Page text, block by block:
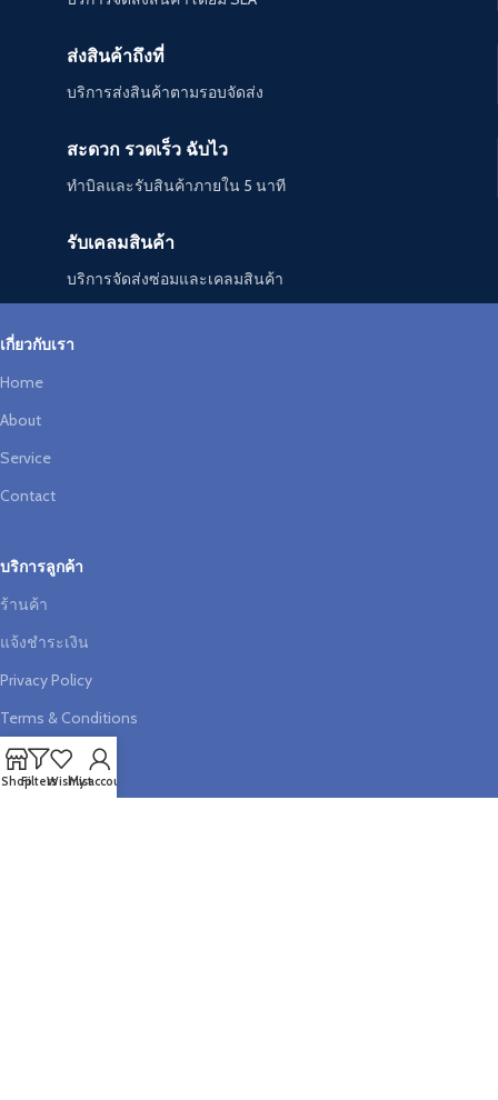
ส่งสินค้าถึงที่
บริการส่งสินค้าตามรอบจัดส่ง
สะดวก รวดเร็ว ฉับไว
ทำบิลและรับสินค้าภายใน 5 นาที
รับเคลมสินค้า
บริการจัดส่งซ่อมและเคลมสินค้า
เกี่ยวกับเรา
Home
About
Service
Contact
บริการลูกค้า
ร้านค้า
แจ้งชำระเงิน
Privacy Policy
Terms & Conditions
ช่วยเหลือ
ShopFiltersWishlistMy account